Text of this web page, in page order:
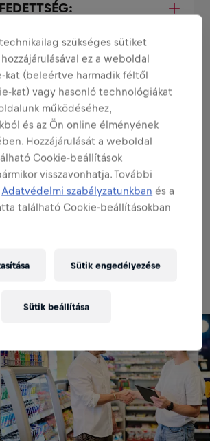
FEJLESZTÉS:
& RIPORTOLÁS:
szükséges sütiket
hozzájárulásával ez a weboldal
kat (beleértve harmadik féltől
kat) vagy hasonló technológiákat
működéséhez,
és az Ön online élményének
Hozzájárulását a weboldal
Cookie-beállítások
visszavonhatja. További
Adatvédelmi szabályzatunkban és a
található Cookie-beállításokban
Sütik engedélyezése
Sütik beállítása